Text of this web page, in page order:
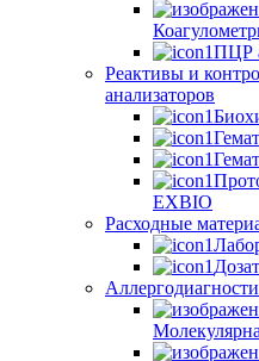
ПЦР
Реактивы и
анализаторов
EXBIO
Расходные